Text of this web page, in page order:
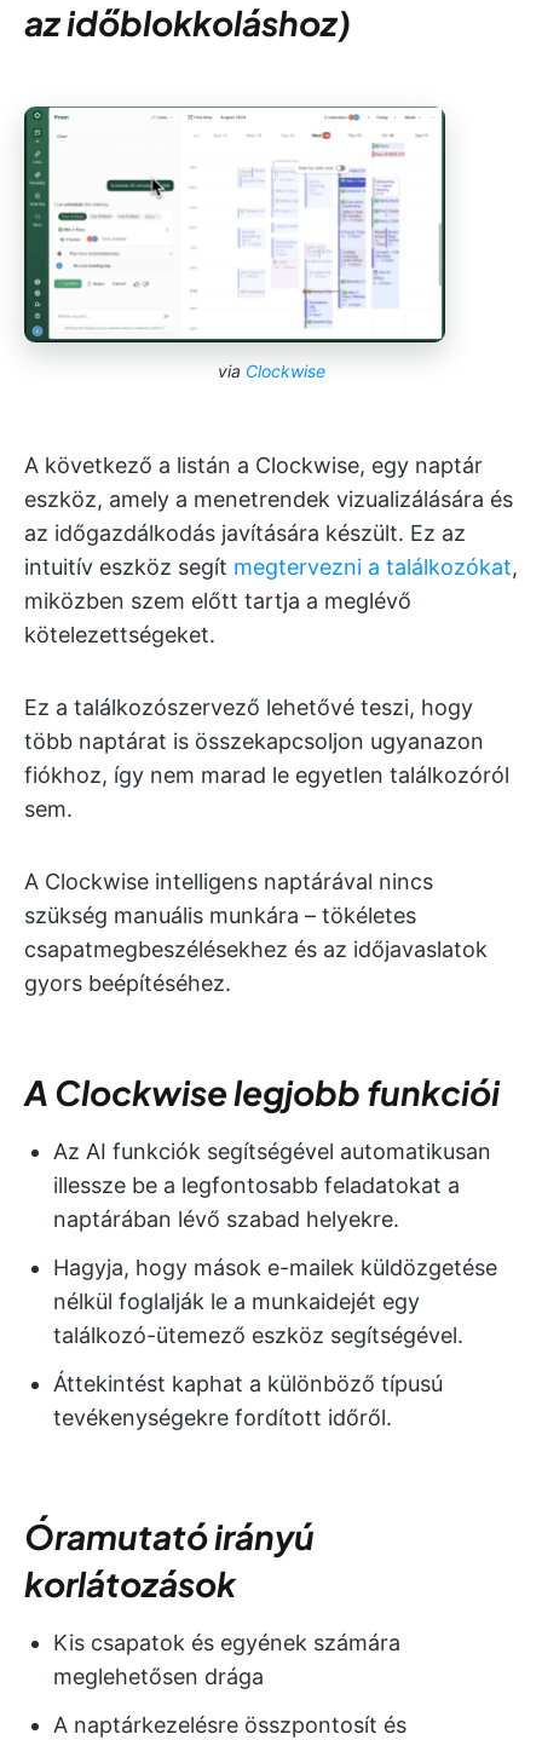
az időblokkoláshoz)
via Clockwise
A következő a listán a Clockwise, egy naptár
eszköz, amely a menetrendek vizualizálására és
az időgazdálkodás javítására készült. Ez az
intuitív eszköz segít megtervezni a találkozókat,
miközben szem előtt tartja a meglévő
kötelezettségeket.
Ez a találkozószervező lehetővé teszi, hogy
több naptárat is összekapcsoljon ugyanazon
fiókhoz, így nem marad le egyetlen találkozóról
sem.
A Clockwise intelligens naptárával nincs
szükség manuális munkára – tökéletes
csapatmegbeszélésekhez és az időjavaslatok
gyors beépítéséhez.
A Clockwise legjobb funkciói
Az AI funkciók segítségével automatikusan
illessze be a legfontosabb feladatokat a
naptárában lévő szabad helyekre.
Hagyja, hogy mások e-mailek küldözgetése
nélkül foglalják le a munkaidejét egy
találkozó-ütemező eszköz segítségével.
Áttekintést kaphat a különböző típusú
tevékenységekre fordított időről.
Óramutató irányú
korlátozások
Kis csapatok és egyének számára
meglehetősen drága
A naptárkezelésre összpontosít és